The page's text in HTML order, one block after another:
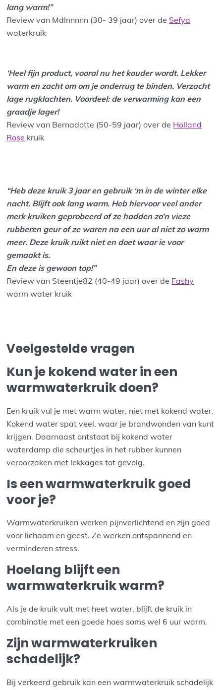
lang warm!”
Review van Mdlnnnnn (30- 39 jaar) over de Sefya
waterkruik
‘Heel fijn product, vooral nu het kouder wordt. Lekker
warm en zacht om om je onderrug te binden. Verzacht
lage rugklachten. Voordeel: de verwarming kan een
graadje lager!
Review van Bernadotte (50-59 jaar) over de Holland
Rose kruik
“Heb deze kruik 3 jaar en gebruik ‘m in de winter elke
nacht. Blijft ook lang warm. Heb hiervoor veel ander
merk kruiken geprobeerd of ze hadden zo’n vieze
rubberen geur of ze waren na een uur al niet zo warm
meer. Deze kruik ruikt niet en doet waar ie voor
gemaakt is.
En deze is gewoon top!”
Review van Steentje82 (40-49 jaar) over de Fashy
warm water kruik
Veelgestelde vragen
Kun je kokend water in een
warmwaterkruik doen?
Een kruik vul je met warm water, niet met kokend water.
Kokend water spat veel, waar je brandwonden van kunt
krijgen. Daarnaast ontstaat bij kokend water
waterdamp die scheurtjes in het rubber kunnen
veroorzaken met lekkages tot gevolg.
Is een warmwaterkruik goed
voor je?
Warmwaterkruiken werken pijnverlichtend en zijn goed
voor lichaam en geest. Ze werken ontspannend en
verminderen stress.
Hoelang blijft een
warmwaterkruik warm?
Als je de kruik vult met heet water, blijft de kruik in
combinatie met een goede hoes soms wel 6 uur warm.
Zijn warmwaterkruiken
schadelijk?
Bij verkeerd gebruik kan een warmwaterkruik schadelijk